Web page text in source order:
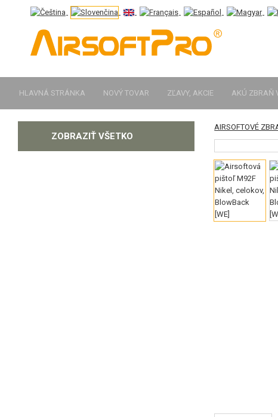
HLAVNÁ STRÁNKA NOVÝ TOVAR ZĽAVY, AKCIE AKÚ ZBRAŇ
KATEGÓRIE
ZOBRAZIŤ VŠETKO
AIRSOFTOVÉ